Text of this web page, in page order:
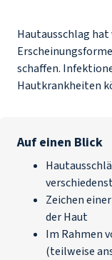
Hautausschlag
schaffen.
Hautkrankheiten
Auf einen Blick
Zeichen
der Haut
Im Rahmen
(teilweise